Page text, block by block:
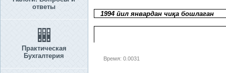
ответы
Практическая
Бухгалтерия
1994 йил январдан чиқа бошлаган
Время: 0.0031